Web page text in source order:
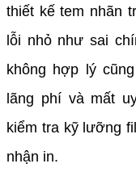
thiết kế tem nhãn
lỗi nhỏ như sai
không hợp lý
lãng phí và mất
kiểm tra kỹ lưỡng
nhận in.